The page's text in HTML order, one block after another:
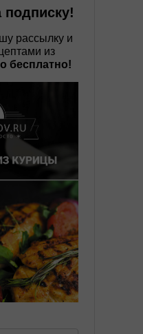
подписку!
рассылку и
из
бесплатно!